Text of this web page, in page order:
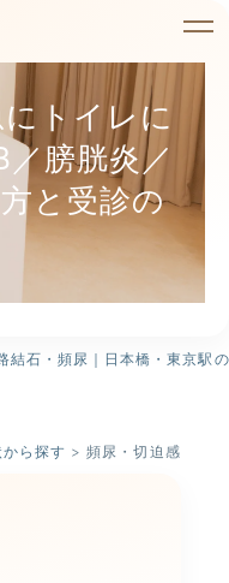
トイレに
膀胱炎／
と受診の
結石・頻尿｜日本橋・東京駅
から探す >頻尿・切迫感